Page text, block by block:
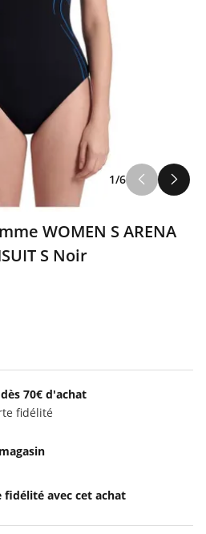
1/6
WOMEN S ARENA
S Noir
70€ d'achat
fidélité
fidélité avec cet achat